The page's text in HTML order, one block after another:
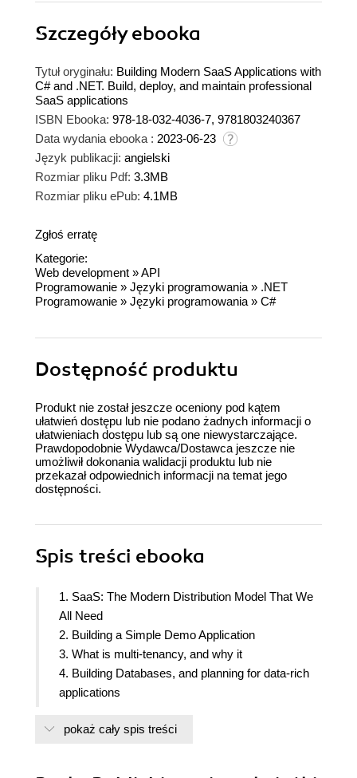
Szczegółyebooka
Tytuł oryginału: Building Modern SaaS Applications with
C# and .NET. Build, deploy, and maintain professional
SaaS applications
ISBN Ebooka: 978-18-032-4036-7, 9781803240367
Data wydania ebooka : 2023-06-23
Język publikacji: angielski
Rozmiar pliku Pdf: 3.3MB
Rozmiar pliku ePub: 4.1MB
Zgłoś erratę
Kategorie:
Web development »API
Programowanie » Języki programowania » .NET
Programowanie » Języki programowania » C#
Dostępność produktu
Produkt nie został jeszcze oceniony pod kątem
ułatwień dostępu lub nie podano żadnych informacji o
ułatwieniach dostępu lub są one niewystarczające.
Prawdopodobnie Wydawca/Dostawca jeszcze nie
umożliwił dokonania walidacji produktu lub nie
przekazał odpowiednich informacji na temat jego
dostępności.
Spis treści ebooka
1. SaaS: The Modern Distribution Model That We
All Need
2. Building a Simple Demo Application
3. What is multi-tenancy, and why it
4. Building Databases, and planning for data-rich
applications
6. Why are Microservices important, and how to
pokaż cały spis treści